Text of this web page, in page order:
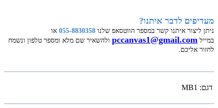
מעדיפים לדבר איתנו?
ניתן ליצור איתנו קשר במספר הווטסאפ שלנו 055-8830358 או
במייל pccanvas1@gmail.com ולהשאיר שם מלא ומספר טלפון ונשמח
לחזור אליכם.
דגם: MB1